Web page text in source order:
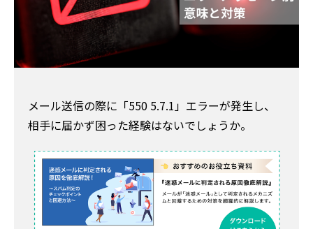
メール送信の際に「550 5.7.1」エラーが発生し、
相手に届かず困った経験はないでしょうか。